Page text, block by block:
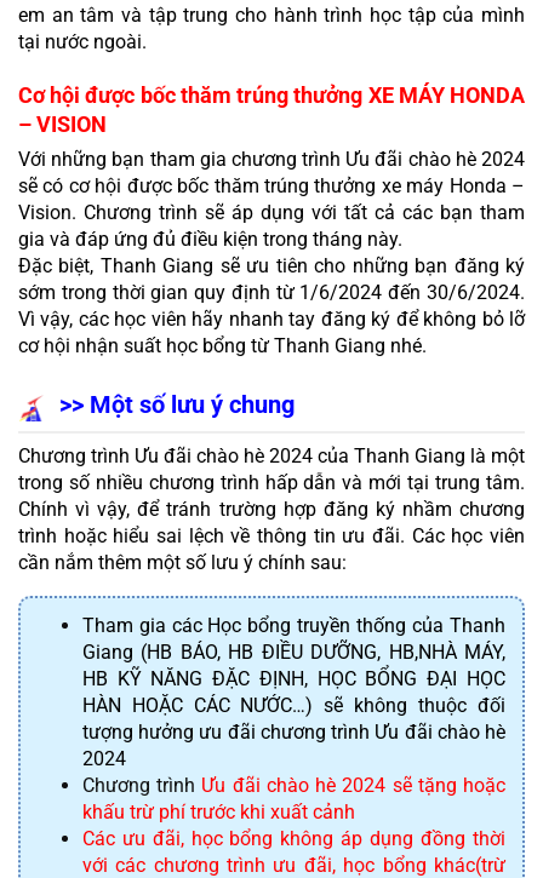
em an tâm và tập trung cho hành trình học tập của mình
tại nước ngoài.
Cơ hội được bốc thăm trúng thưởng XE MÁY HONDA
– VISION
Với những bạn tham gia chương trình Ưu đãi chào hè 2024
sẽ có cơ hội được bốc thăm trúng thưởng xe máy Honda –
Vision. Chương trình sẽ áp dụng với tất cả các bạn tham
gia và đáp ứng đủ điều kiện trong tháng này.
Đặc biệt, Thanh Giang sẽ ưu tiên cho những bạn đăng ký
sớm trong thời gian quy định từ 1/6/2024 đến 30/6/2024.
Vì vậy, các học viên hãy nhanh tay đăng ký để không bỏ lỡ
cơ hội nhận suất học bổng từ Thanh Giang nhé.
>> Một số lưu ý chung
Chương trình Ưu đãi chào hè 2024 của Thanh Giang là một
trong số nhiều chương trình hấp dẫn và mới tại trung tâm.
Chính vì vậy, để tránh trường hợp đăng ký nhầm chương
trình hoặc hiểu sai lệch về thông tin ưu đãi. Các học viên
cần nắm thêm một số lưu ý chính sau:
Tham gia các Học bổng truyền thống của Thanh
Giang (HB BÁO, HB ĐIỀU DƯỠNG, HB,NHÀ MÁY,
HB KỸ NĂNG ĐẶC ĐỊNH, HỌC BỔNG ĐẠI HỌC
HÀN HOẶC CÁC NƯỚC…) sẽ không thuộc đối
tượng hưởng ưu đãi chương trình Ưu đãi chào hè
2024
Chương trình Ưu đãi chào hè 2024 sẽ tặng hoặc
khấu trừ phí trước khi xuất cảnh
Các ưu đãi, học bổng không áp dụng đồng thời
với các chương trình ưu đãi, học bổng khác(trừ